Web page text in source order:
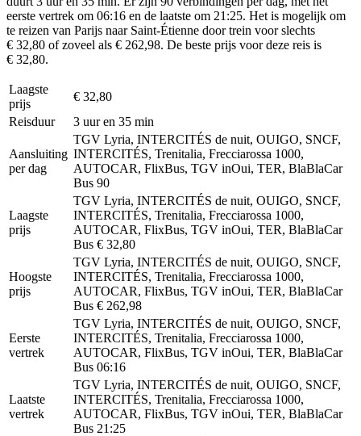
eerste vertrek om 06:16 en de laatste om 21:25. Het is mogelijk om
te reizen van Parijs naar Saint-Étienne door trein voor slechts
€ 32,80 of zoveel als € 262,98. De beste prijs voor deze reis is
€ 32,80.
Laagste
prijs
€ 32,80
Reisduur
3 uur en 35 min
Aansluiting
per dag
TGV Lyria, INTERCITÉS de nuit, OUIGO, SNCF,
INTERCITÉS, Trenitalia, Frecciarossa 1000,
AUTOCAR, FlixBus, TGV inOui, TER, BlaBlaCar
Bus 90
Laagste
prijs
TGV Lyria, INTERCITÉS de nuit, OUIGO, SNCF,
INTERCITÉS, Trenitalia, Frecciarossa 1000,
AUTOCAR, FlixBus, TGV inOui, TER, BlaBlaCar
Bus € 32,80
Hoogste
prijs
TGV Lyria, INTERCITÉS de nuit, OUIGO, SNCF,
INTERCITÉS, Trenitalia, Frecciarossa 1000,
AUTOCAR, FlixBus, TGV inOui, TER, BlaBlaCar
Bus € 262,98
Eerste
vertrek
TGV Lyria, INTERCITÉS de nuit, OUIGO, SNCF,
INTERCITÉS, Trenitalia, Frecciarossa 1000,
AUTOCAR, FlixBus, TGV inOui, TER, BlaBlaCar
Bus 06:16
Laatste
vertrek
TGV Lyria, INTERCITÉS de nuit, OUIGO, SNCF,
INTERCITÉS, Trenitalia, Frecciarossa 1000,
AUTOCAR, FlixBus, TGV inOui, TER, BlaBlaCar
Bus 21:25